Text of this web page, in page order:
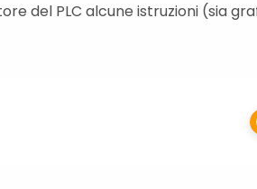
del PLC alcune istruzioni (sia